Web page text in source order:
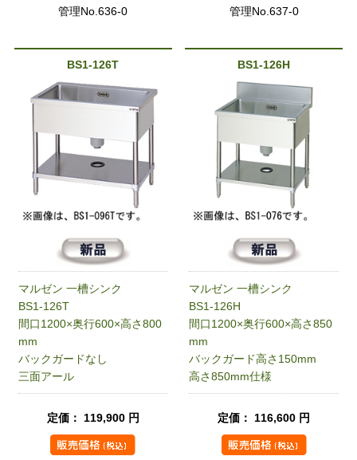
管理No.636-0 管理No.637-0
BS1-126T
マルゼン 一槽シンク
BS1-126T
間口1200×奥行600×高さ800
mm
バックガードなし
三面アール
定価： 119,900 円
BS1-126H
マルゼン 一槽シンク
BS1-126H
間口1200×奥行600×高さ850
mm
バックガード高さ150mm
高さ850mm仕様
定価： 116,600 円